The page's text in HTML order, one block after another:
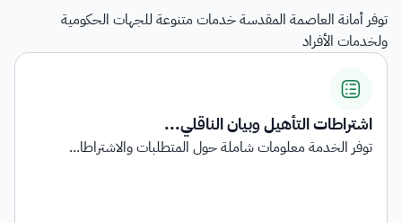
توفر أمانة العاصمة المقدسة خدمات متنوعة للجهات الحكومية
ولخدمات الأفراد
اشتراطات التأهيل وبيان الناقلي...
توفر الخدمة معلومات شاملة حول المتطلبات والاشتراطا...